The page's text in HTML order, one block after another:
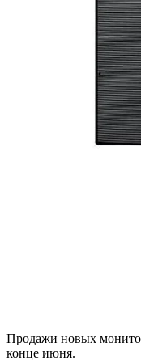
Продажи новых
конце июня.